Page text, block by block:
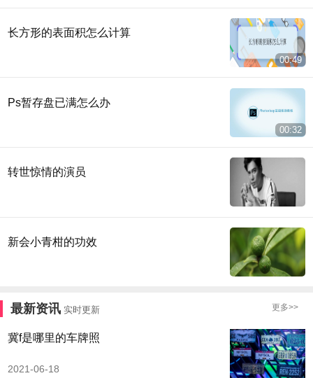
长方形的表面积怎么计算
00:49
Ps暂存盘已满怎么办
00:32
转世惊情的演员
新会小青柑的功效
最新资讯 实时更新 更多>>
冀f是哪里的车牌照
2021-06-18